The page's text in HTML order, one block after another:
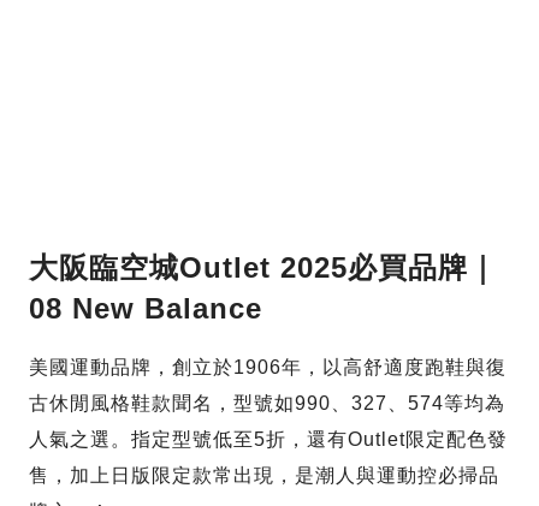
大阪臨空城Outlet 2025必買品牌｜
08 New Balance
美國運動品牌，創立於1906年，以高舒適度跑鞋與復
古休閒風格鞋款聞名，型號如990、327、574等均為
人氣之選。指定型號低至5折，還有Outlet限定配色發
售，加上日版限定款常出現，是潮人與運動控必掃品